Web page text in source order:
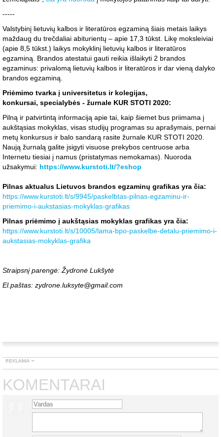
-----
Valstybinį lietuvių kalbos ir literatūros egzaminą šiais metais laikys
maždaug du trečdaliai abiturientų – apie 17,3 tūkst. Likę moksleiviai
(apie 8,5 tūkst.) laikys mokyklinį lietuvių kalbos ir literatūros
egzaminą. Brandos atestatui gauti reikia išlaikyti 2 brandos
egzaminus: privalomą lietuvių kalbos ir literatūros ir dar vieną dalyko
brandos egzaminą.
Priėmimo tvarka į universitetus ir kolegijas,
konkursai, specialybės - žurnale KUR STOTI 2020:
Pilną ir patvirtintą informaciją apie tai, kaip šiemet bus priimama į
aukštąsias mokyklas, visas studijų programas su aprašymais, pernai
metų konkursus ir balo sandarą rasite žurnale KUR STOTI 2020.
Naują žurnalą galite įsigyti visuose prekybos centruose arba
Internetu tiesiai į namus (pristatymas nemokamas). Nuoroda
užsakymui: https://www.kurstoti.lt/?eshop
Pilnas aktualus Lietuvos brandos egzaminų grafikas yra čia:
https://www.kurstoti.lt/s/9945/paskelbtas-pilnas-egzaminu-ir-
priemimo-i-aukstasias-mokyklas-grafikas
Pilnas priėmimo į aukštąsias mokyklas grafikas yra čia:
https://www.kurstoti.lt/s/10005/lama-bpo-paskelbe-detalu-priemimo-i-
aukstasias-mokyklas-grafika
Straipsnį parengė: Žydronė Lukšytė
El.paštas: zydrone.luksyte@gmail.com
KOMENTARAI